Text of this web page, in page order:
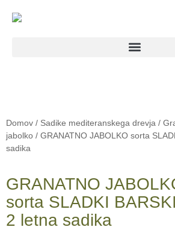
Domov / Sadike mediteranskega drevja /
jabolko / GRANATNO JABOLKO sorta
sadika
GRANATNO
sorta SLADKI BARSKI
2 letna sadika